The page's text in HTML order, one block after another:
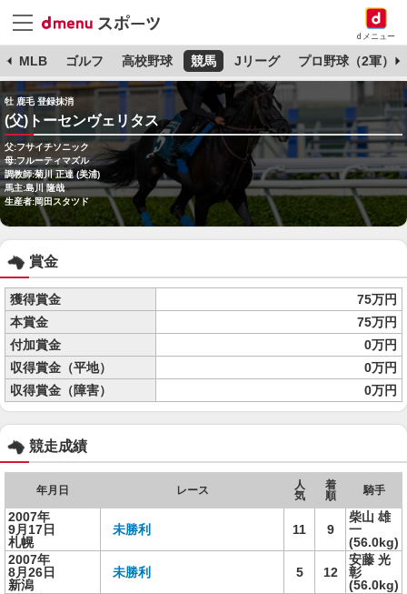
dメニュー
MLB ゴルフ 高校野球 競馬 Jリーグ プロ野球（2軍）
牡 鹿毛 登録抹消
(父)トーセンヴェリタス
父:フサイチソニック
母:フルーティマズル
調教師:菊川 正達 (美浦)
馬主:島川 隆哉
生産者:岡田スタツド
賞金
獲得賞金
75万円
本賞金
75万円
付加賞金
0万円
収得賞金（平地）
0万円
収得賞金（障害）
0万円
競走成績
年月日 レース
人
気
着
順
騎手
2007年
9月17日
札幌
未勝利 11 9
柴山 雄
一
(56.0kg)
2007年
8月26日
新潟
未勝利 5 12
安藤 光
彰
(56.0kg)